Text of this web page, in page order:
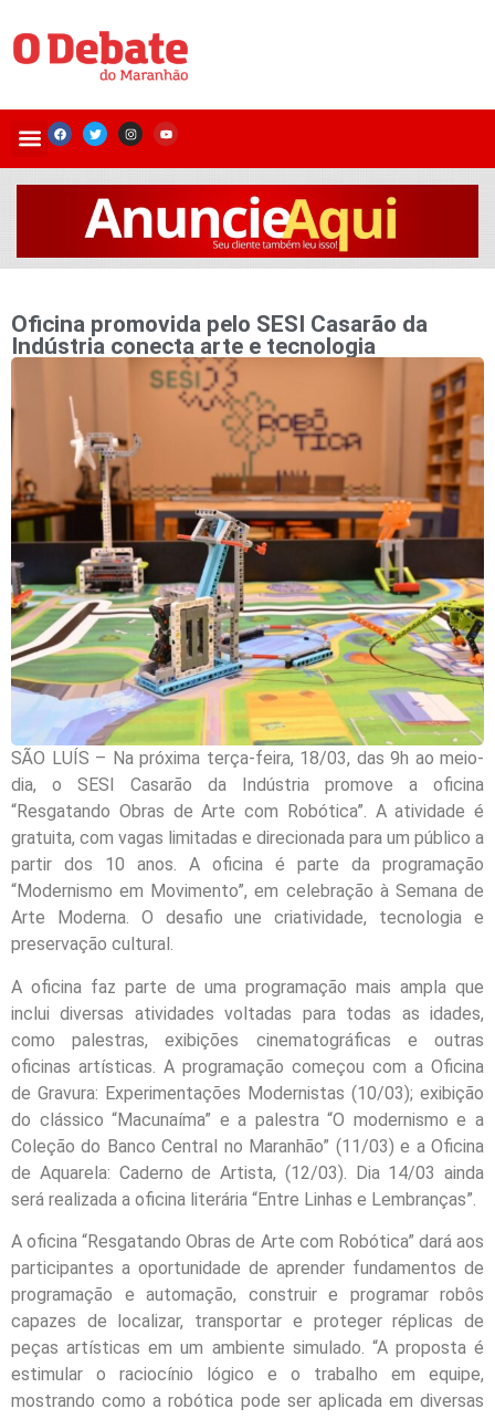
Oficina promovida pelo SESI Casarão da
Indústria conecta arte e tecnologia
SÃO LUÍS – Na próxima terça-feira, 18/03, das 9h ao meio-
dia, o SESI Casarão da Indústria promove a oficina
“Resgatando Obras de Arte com Robótica”. A atividade é
gratuita, com vagas limitadas e direcionada para um público a
partir dos 10 anos. A oficina é parte da programação
“Modernismo em Movimento”, em celebração à Semana de
Arte Moderna. O desafio une criatividade, tecnologia e
preservação cultural.
A oficina faz parte de uma programação mais ampla que
inclui diversas atividades voltadas para todas as idades,
como palestras, exibições cinematográficas e outras
oficinas artísticas. A programação começou com a Oficina
de Gravura: Experimentações Modernistas (10/03); exibição
do clássico “Macunaíma” e a palestra “O modernismo e a
Coleção do Banco Central no Maranhão” (11/03) e a Oficina
de Aquarela: Caderno de Artista, (12/03). Dia 14/03 ainda
será realizada a oficina literária “Entre Linhas e Lembranças”.
A oficina “Resgatando Obras de Arte com Robótica” dará aos
participantes a oportunidade de aprender fundamentos de
programação e automação, construir e programar robôs
capazes de localizar, transportar e proteger réplicas de
peças artísticas em um ambiente simulado. “A proposta é
estimular o raciocínio lógico e o trabalho em equipe,
mostrando como a robótica pode ser aplicada em diversas